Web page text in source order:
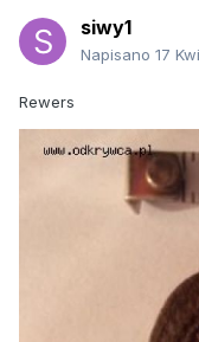
siwy1
Napisano 17
Rewers